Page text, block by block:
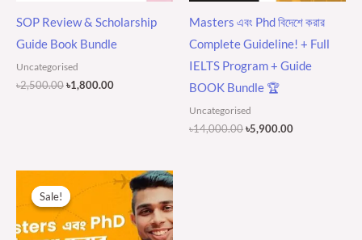
SOP Review & Scholarship
Guide Book Bundle
Uncategorised
৳2,500.00৳1,800.00
Masters এবং Phd বিদেশে করার
Complete Guideline! + Full
IELTS Program + Guide
BOOK Bundle 🏆
Uncategorised
৳14,000.00৳5,900.00
Sale!
Sale!
৳18,000.00.
Current
price
is:
৳14,000.00.